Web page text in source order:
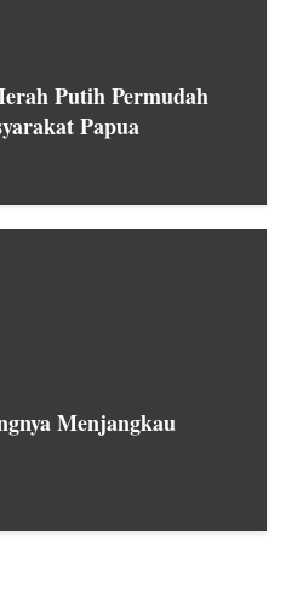
Putih Permudah
Papua
Menjangkau